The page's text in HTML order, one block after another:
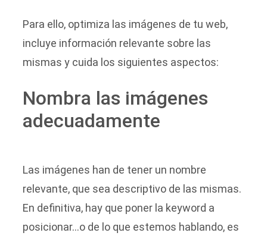
Para ello, optimiza las imágenes de tu web,
incluye información relevante sobre las
mismas y cuida los siguientes aspectos:
Nombra las imágenes
adecuadamente
Las imágenes han de tener un nombre
relevante, que sea descriptivo de las mismas.
En definitiva, hay que poner la keyword a
posicionar…o de lo que estemos hablando, es